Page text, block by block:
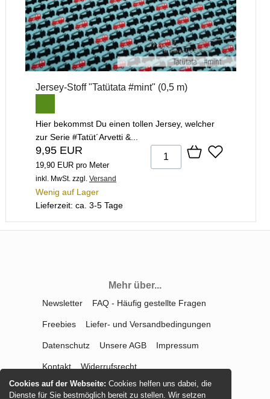
Cookies auf der Webseite:Cookies helfen uns dabei, die
Dienste für Sie bestmöglich bereit zu stellen. Wir setzen
Jersey-Stoff "Tatütata #mint" (0,5 m)
Hier bekommst Du einen tollen Jersey, welcher
zur Serie #Tatüt´Arvetti &...
9,95 EUR
19,90 EUR pro Meter
inkl. MwSt. zzgl. Versand
Wenig auf Lager
Lieferzeit: ca. 3-5 Tage
Mehr über...
Newsletter FAQ - Häufig gestellte Fragen
Freebies Liefer- und Versandbedingungen
Datenschutz Unsere AGB Impressum
Kontakt Widerrufsrecht
Vertrag widerrufen